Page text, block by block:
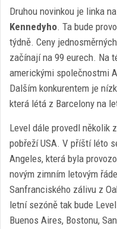
Druhou novinkou je linka na
Kennedyho. Ta bude
týdně. Ceny
začínají na 99 eurech. Na
americkými společnostmi
Dalším konkurentem je
která létá z Barcelony na
Level dále provedl několik
pobřeží USA. V příští léto
Angeles, která byla
novým zimním letovým
Sanfranciského zálivu z
letní sezóně tak bude
Buenos Aires, Bostonu,